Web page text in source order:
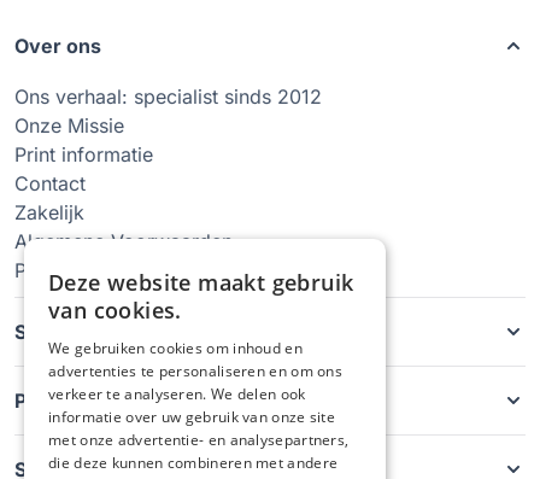
Over ons
Ons verhaal: specialist sinds 2012
Onze Missie
Print informatie
Contact
Zakelijk
Algemene Voorwaarden
Privacy Policy
Soorten hoesjes
Producten
Service
Deze website maakt gebruik
van cookies.
We gebruiken cookies om inhoud en
advertenties te personaliseren en om ons
verkeer te analyseren. We delen ook
informatie over uw gebruik van onze site
met onze advertentie- en analysepartners,
die deze kunnen combineren met andere